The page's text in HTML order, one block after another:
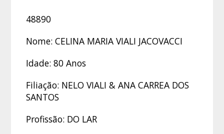
48890
Nome: CELINA MARIA VIALI JACOVACCI
Idade: 80 Anos
Filiação: NELO VIALI & ANA CARREA DOS
SANTOS
Profissão: DO LAR